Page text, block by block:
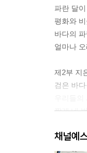
파란 달
평화와
바다의
얼마나
제2부 지
검은 바
짧게 네
태풍이 불
그대가
채널예